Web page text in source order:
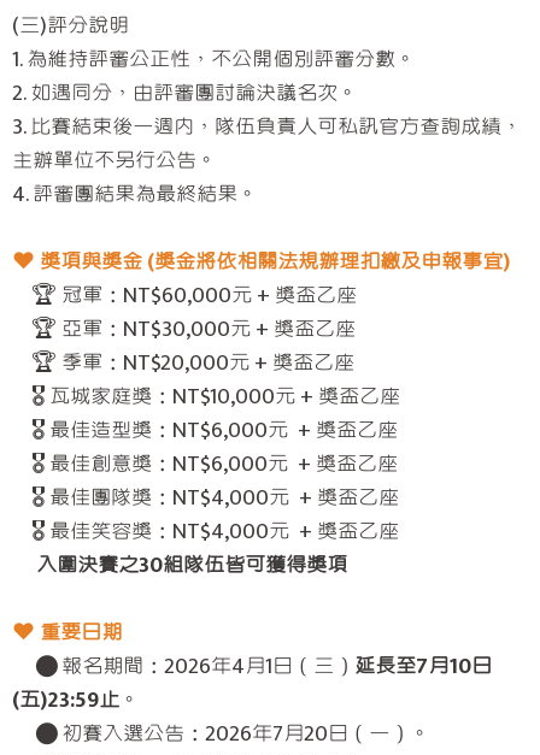
(三)評分說明
1. 為維持評審公正性，不公開個別評審分數。
2. 如遇同分，由評審團討論決議名次。
3. 比賽結束後一週內，隊伍負責人可私訊官方查詢成績，
主辦單位不另行公告。
4. 評審團結果為最終結果。
❤︎ 獎項與獎金 (獎金將依相關法規辦理扣繳及申報事宜)
🏆 冠軍：NT$60,000元 + 獎盃乙座
🏆 亞軍：NT$30,000元 + 獎盃乙座
🏆 季軍：NT$20,000元 + 獎盃乙座
🎖 瓦城家庭獎：NT$10,000元 + 獎盃乙座
🎖 最佳造型獎：NT$6,000元 + 獎盃乙座
🎖 最佳創意獎：NT$6,000元 + 獎盃乙座
🎖 最佳團隊獎：NT$4,000元 + 獎盃乙座
🎖 最佳笑容獎：NT$4,000元 + 獎盃乙座
入圍決賽之30組隊伍皆可獲得獎項
❤︎ 重要日期
● 報名期間：2026年4月1日（三） 延長至7月10日
(五)23:59止 。
● 初賽入選公告：2026年7月20日（一）。